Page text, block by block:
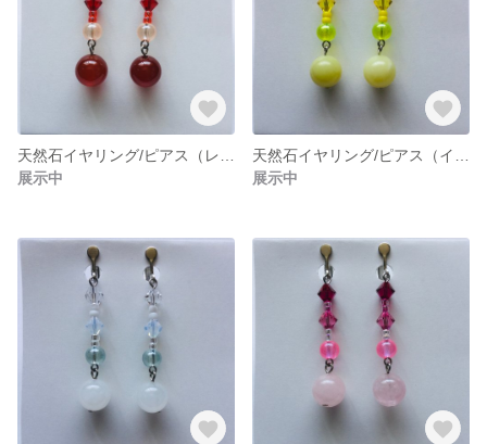
展示中
展示中